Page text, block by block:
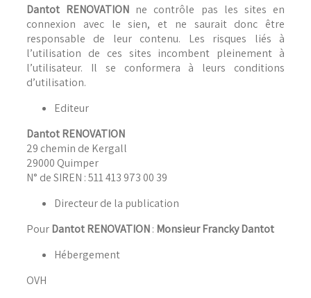
Dantot RENOVATION ne contrôle pas les sites en
connexion avec le sien, et ne saurait donc être
responsable de leur contenu. Les risques liés à
l’utilisation de ces sites incombent pleinement à
l’utilisateur. Il se conformera à leurs conditions
d’utilisation.
Editeur
Dantot RENOVATION
29 chemin de Kergall
29000 Quimper
N° de SIREN : 511 413 973 00 39
Directeur de la publication
PourDantot RENOVATION: Monsieur Francky Dantot
Hébergement
OVH